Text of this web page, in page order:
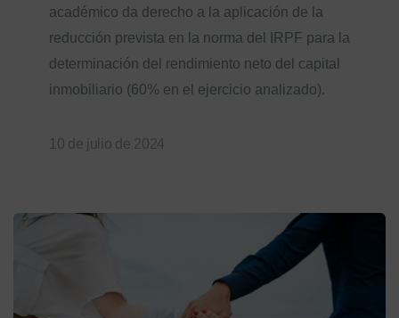
académico da derecho a la aplicación de la
reducción prevista en la norma del IRPF para la
determinación del rendimiento neto del capital
inmobiliario (60% en el ejercicio analizado).
10 de julio de 2024